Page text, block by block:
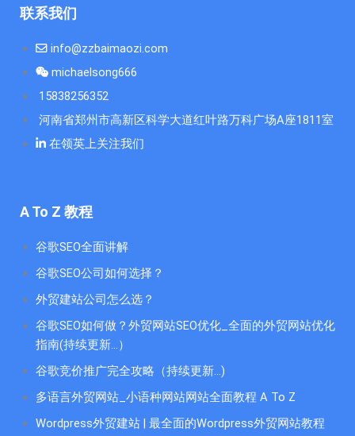
联系我们
info@zzbaimaozi.com
michaelsong666
15838256352
河南省郑州市高新区科学大道红叶路万科广场A座1811室
在领英上关注我们
A To Z 教程
谷歌SEO全面讲解
谷歌SEO公司如何选择？
外贸建站公司怎么选？
谷歌SEO如何做？外贸网站SEO优化_全面的外贸网站优化
指南(持续更新...）
谷歌竞价推广完全攻略（持续更新…)
多语言外贸网站_小语种网站网站全面教程 A To Z
Wordpress外贸建站 | 最全面的Wordpress外贸网站教程